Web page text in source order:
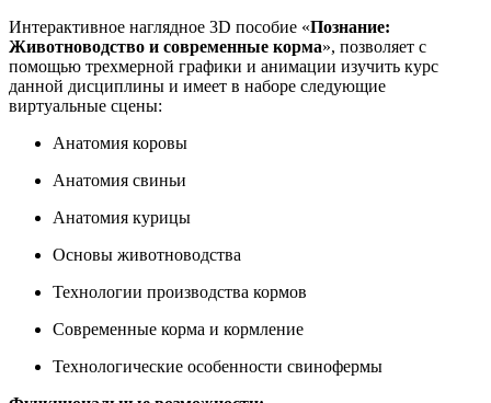
Интерактивное наглядное 3D пособие «Познание:
Животноводство и современные корма», позволяет с
помощью трехмерной графики и анимации изучить курс
данной дисциплины и имеет в наборе следующие
виртуальные сцены:
Анатомия коровы
Анатомия свиньи
Анатомия курицы
Основы животноводства
Технологии производства кормов
Современные корма и кормление
Технологические особенности свинофермы